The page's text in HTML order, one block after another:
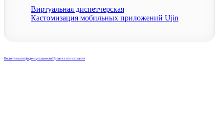
Виртуальная диспетчерская
Кастомизация мобильных приложений Ujin
Политика конфиденциальностиПравила пользования